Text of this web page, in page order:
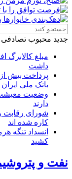
جدید محبوب تصادفی
مبلغ کالابرگ
داشت
بانک ملی ایران
وضعیت معیشت
دارند
شورای رقابت
کاره شده اند
انسداد تنگه
کشید
نفت و